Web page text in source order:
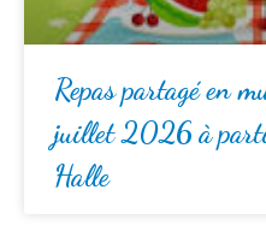
Repas partagé en
juillet 2026 à
Halle